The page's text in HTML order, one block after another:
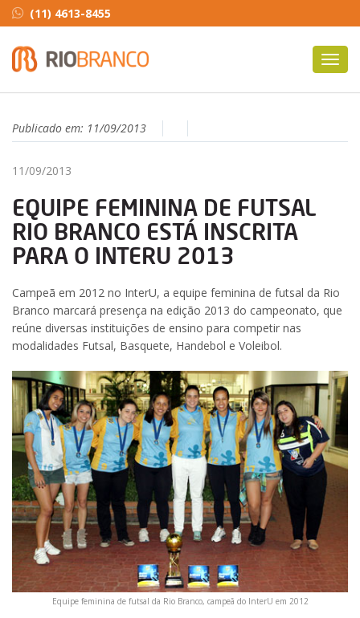
(11) 4613-8455
Publicado em: 11/09/2013
11/09/2013
EQUIPE FEMININA DE FUTSAL
RIO BRANCO ESTÁ INSCRITA
PARA O INTERU 2013
Campeã em 2012 no InterU, a equipe feminina de futsal da Rio
Branco marcará presença na edição 2013 do campeonato, que
reúne diversas instituições de ensino para competir nas
modalidades Futsal, Basquete, Handebol e Voleibol.
Equipe feminina de futsal da Rio Branco, campeã do InterU em 2012